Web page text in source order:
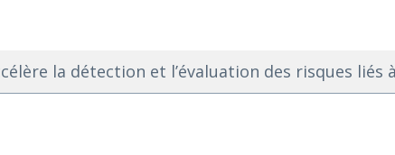
la détection et l’évaluation des risques liés à